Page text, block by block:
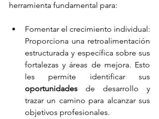
herramienta fundamental para:
Fomentar el crecimiento individual:
Proporciona una retroalimentación
estructurada y específica sobre sus
fortalezas y áreas de mejora. Esto
oportunidades de desarrollo y
trazar un camino para alcanzar sus
objetivos profesionales.